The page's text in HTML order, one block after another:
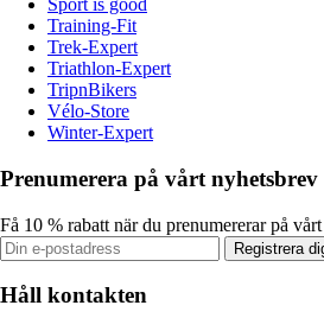
Sport is good
Training-Fit
Trek-Expert
Triathlon-Expert
TripnBikers
Vélo-Store
Winter-Expert
Prenumerera på vårt nyhetsbrev
Få 10 % rabatt när du prenumererar på
Registrera
Håll kontakten